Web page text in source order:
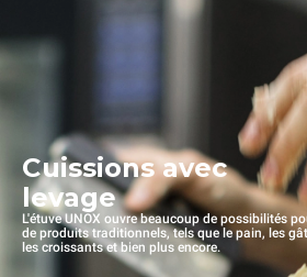
Cuissions avec
levage
L'étuve UNOX ouvre beaucoup de possibilités
de produits traditionnels, tels que le pain, les
les croissants et bien plus encore.